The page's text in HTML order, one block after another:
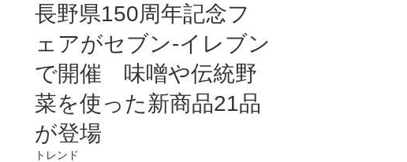
長野県150周年記念フ
ェアがセブン-イレブン
で開催 味噌や伝統野
菜を使った新商品21品
が登場
トレンド